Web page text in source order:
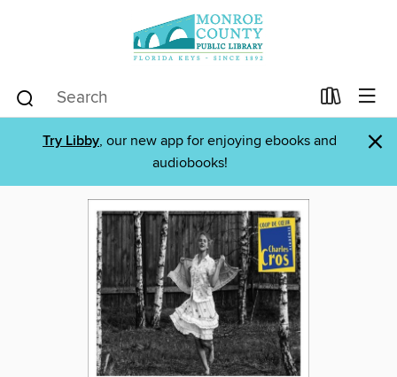
Try Libby, our new app for enjoying ebooks and
audiobooks!
×